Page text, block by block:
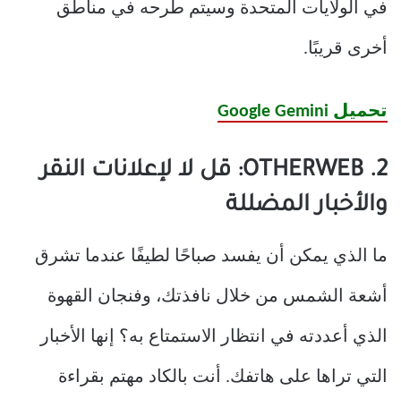
في الولايات المتحدة وسيتم طرحه في مناطق
أخرى قريبًا.
تحميل Google Gemini
2. OTHERWEB: قل لا لإعلانات النقر
والأخبار المضللة
ما الذي يمكن أن يفسد صباحًا لطيفًا عندما تشرق
أشعة الشمس من خلال نافذتك، وفنجان القهوة
الذي أعددته في انتظار الاستمتاع به؟ إنها الأخبار
التي تراها على هاتفك. أنت بالكاد مهتم بقراءة